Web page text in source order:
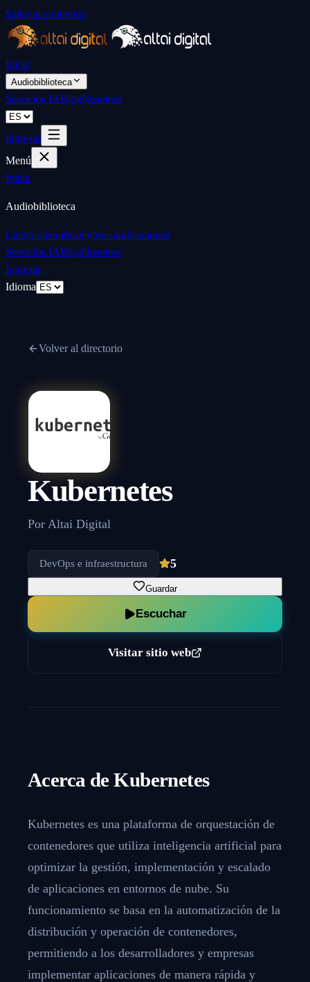
Saltar al contenido
Inicio
Audiobiblioteca
Servicios IABlogNosotros
Ingresar
Menú
Inicio
Audiobiblioteca
CategoríasSubcategoríasAplicaciones
Servicios IABlogNosotros
Ingresar
Idioma
Volver al directorio
Kubernetes
Por Altai Digital
DevOps e infraestructura 5
Guardar
Escuchar
Visitar sitio web
Acerca de Kubernetes
Kubernetes es una plataforma de orquestación de
contenedores que utiliza inteligencia artificial para
optimizar la gestión, implementación y escalado
de aplicaciones en entornos de nube. Su
funcionamiento se basa en la automatización de la
distribución y operación de contenedores,
permitiendo a los desarrolladores y empresas
implementar aplicaciones de manera rápida y